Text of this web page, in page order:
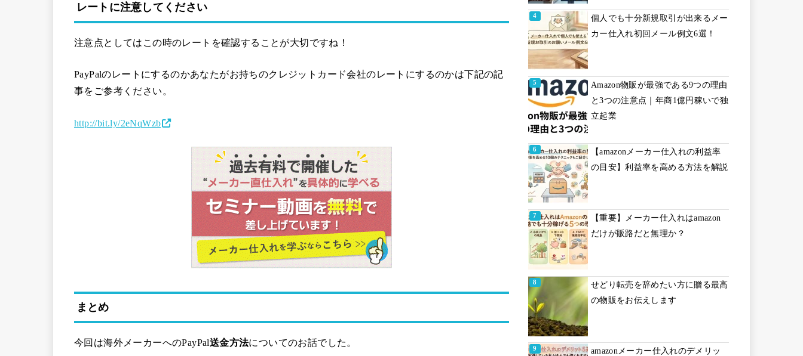
レートに注意してください
注意点としてはこの時のレートを確認することが大切ですね！
PayPalのレートにするのかあなたがお持ちのクレジットカード会社のレートにするのかは下記の記
事をご参考ください。
http://bit.ly/2eNqWzb
まとめ
今回は海外メーカーへのPayPal送金方法についてのお話でした。
個人でも十分新規取引が出来るメー
カー仕入れ初回メール例文6選！
Amazon物販が最強である9つの理由
と3つの注意点｜年商1億円稼いで独
立起業
【amazonメーカー仕入れの利益率
の目安】利益率を高める方法を解説
【重要】メーカー仕入れはamazon
だけが販路だと無理か？
せどり転売を辞めたい方に贈る最高
の物販をお伝えします
amazonメーカー仕入れのデメリッ